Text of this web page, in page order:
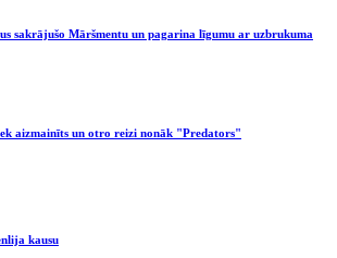
sakrājušo Māršmentu un pagarina līgumu ar uzbrukuma
aizmainīts un otro reizi nonāk "Predators"
kausu